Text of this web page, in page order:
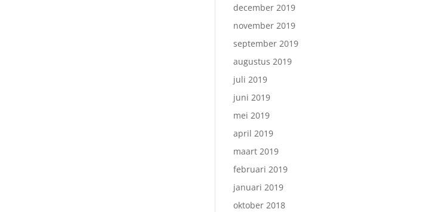
december 2019
november 2019
september 2019
augustus 2019
juli 2019
juni 2019
mei 2019
april 2019
maart 2019
februari 2019
januari 2019
oktober 2018